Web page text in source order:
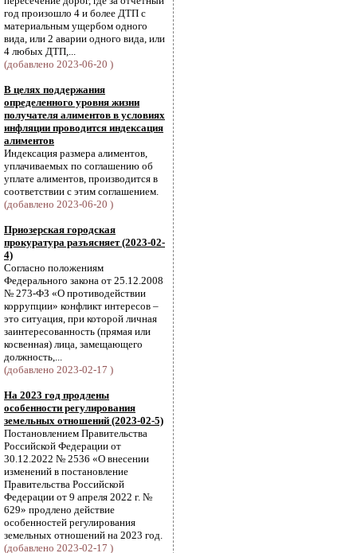
год произошло 4 и более ДТП с
материальным ущербом одного
вида, или 2 аварии одного вида, или
4 любых ДТП,...
(добавлено 2023-06-20 )
В целях поддержания
определенного уровня жизни
получателя алиментов в условиях
инфляции проводится индексация
алиментов
Индексация размера алиментов,
уплачиваемых по соглашению об
уплате алиментов, производится в
соответствии с этим соглашением.
(добавлено 2023-06-20 )
Приозерская городская
прокуратура разъясняет (2023-02-
4)
Согласно положениям
Федерального закона от 25.12.2008
№ 273-ФЗ «О противодействии
коррупции» конфликт интересов –
это ситуация, при которой личная
заинтересованность (прямая или
косвенная) лица, замещающего
должность,...
(добавлено 2023-02-17 )
На 2023 год продлены
особенности регулирования
земельных отношений (2023-02-5)
Постановлением Правительства
Российской Федерации от
30.12.2022 № 2536 «О внесении
изменений в постановление
Правительства Российской
Федерации от 9 апреля 2022 г. №
629» продлено действие
особенностей регулирования
земельных отношений на 2023 год.
(добавлено 2023-02-17 )